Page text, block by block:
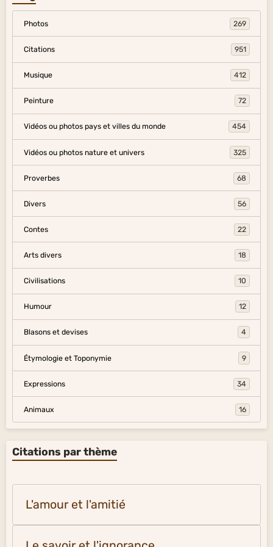
Photos 269
Citations 951
Musique 412
Peinture 72
Vidéos ou photos pays et villes du monde 454
Vidéos ou photos nature et univers 325
Proverbes 68
Divers 56
Contes 22
Arts divers 18
Civilisations 10
Humour 12
Blasons et devises 4
Étymologie et Toponymie 9
Expressions 34
Animaux 16
Citations par thème
L'amour et l'amitié